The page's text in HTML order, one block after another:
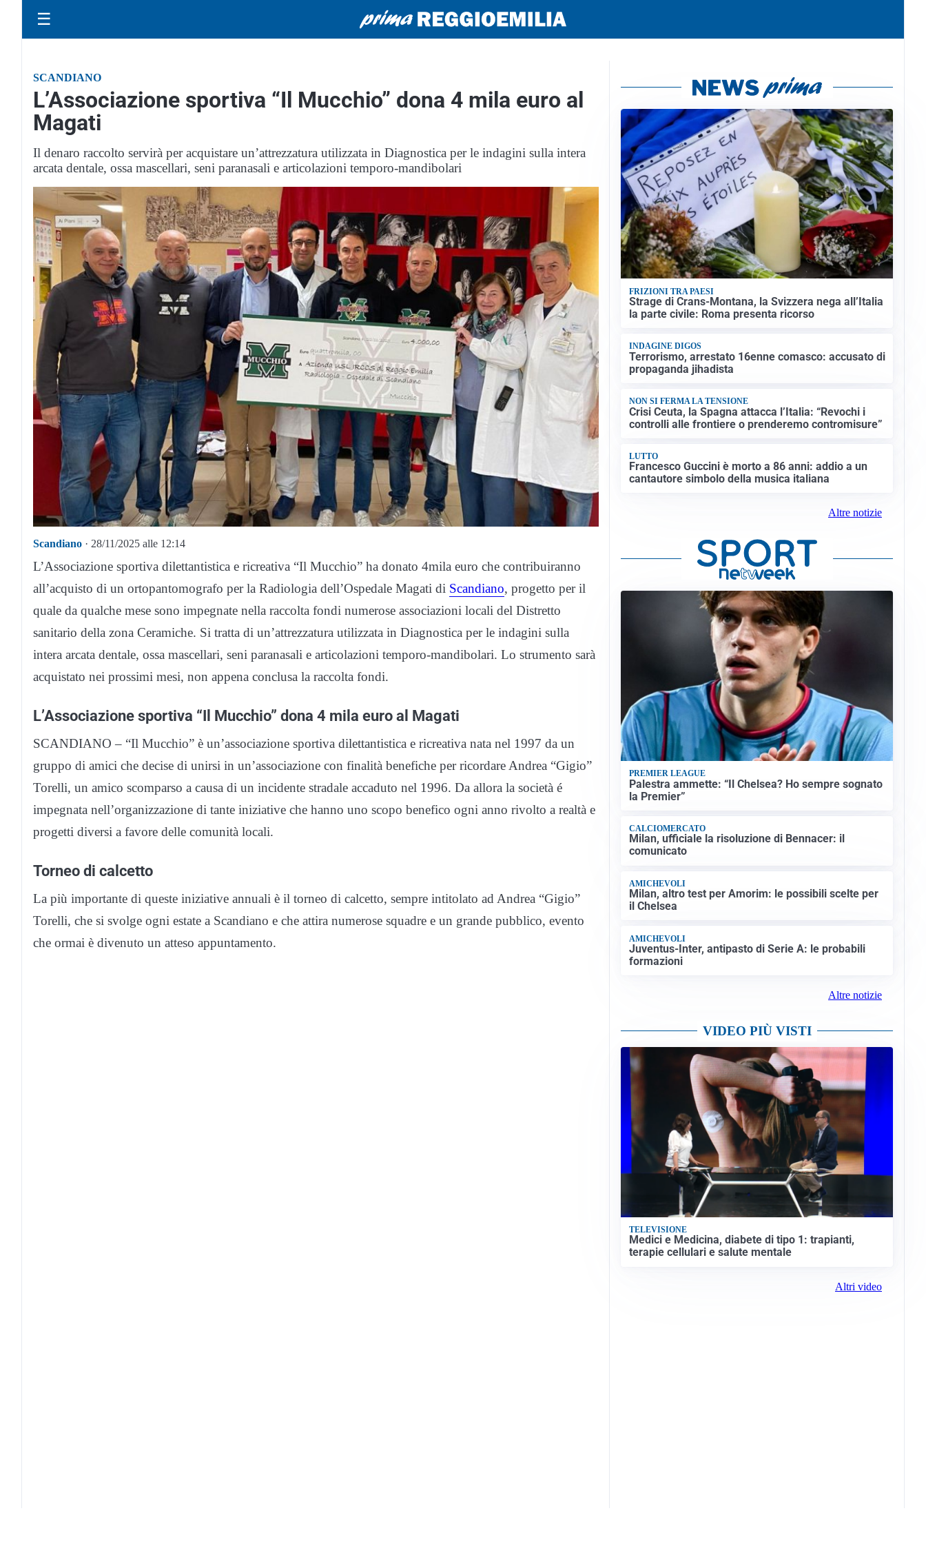
☰
SCANDIANO
L’Associazione sportiva “Il Mucchio” dona 4 mila euro al
Magati
Il denaro raccolto servirà per acquistare un’attrezzatura utilizzata in Diagnostica per le indagini sulla intera
arcata dentale, ossa mascellari, seni paranasali e articolazioni temporo-mandibolari
Scandiano · 28/11/2025 alle 12:14
L’Associazione sportiva dilettantistica e ricreativa “Il Mucchio” ha donato 4mila euro che contribuiranno
all’acquisto di un ortopantomografo per la Radiologia dell’Ospedale Magati di Scandiano, progetto per il
quale da qualche mese sono impegnate nella raccolta fondi numerose associazioni locali del Distretto
sanitario della zona Ceramiche. Si tratta di un’attrezzatura utilizzata in Diagnostica per le indagini sulla
intera arcata dentale, ossa mascellari, seni paranasali e articolazioni temporo-mandibolari. Lo strumento sarà
acquistato nei prossimi mesi, non appena conclusa la raccolta fondi.
L’Associazione sportiva “Il Mucchio” dona 4 mila euro al Magati
SCANDIANO – “Il Mucchio” è un’associazione sportiva dilettantistica e ricreativa nata nel 1997 da un
gruppo di amici che decise di unirsi in un’associazione con finalità benefiche per ricordare Andrea “Gigio”
Torelli, un amico scomparso a causa di un incidente stradale accaduto nel 1996. Da allora la società é
impegnata nell’organizzazione di tante iniziative che hanno uno scopo benefico ogni anno rivolto a realtà e
progetti diversi a favore delle comunità locali.
Torneo di calcetto
La più importante di queste iniziative annuali è il torneo di calcetto, sempre intitolato ad Andrea “Gigio”
Torelli, che si svolge ogni estate a Scandiano e che attira numerose squadre e un grande pubblico, evento
che ormai è divenuto un atteso appuntamento.
FRIZIONI TRA PAESI
Strage di Crans-Montana, la Svizzera nega all’Italia
la parte civile: Roma presenta ricorso
INDAGINE DIGOS
Terrorismo, arrestato 16enne comasco: accusato di
propaganda jihadista
NON SI FERMA LA TENSIONE
Crisi Ceuta, la Spagna attacca l’Italia: “Revochi i
controlli alle frontiere o prenderemo contromisure”
LUTTO
Francesco Guccini è morto a 86 anni: addio a un
cantautore simbolo della musica italiana
Altre notizie
PREMIER LEAGUE
Palestra ammette: “Il Chelsea? Ho sempre sognato
la Premier”
CALCIOMERCATO
Milan, ufficiale la risoluzione di Bennacer: il
comunicato
AMICHEVOLI
Milan, altro test per Amorim: le possibili scelte per
il Chelsea
AMICHEVOLI
Juventus-Inter, antipasto di Serie A: le probabili
formazioni
Altre notizie
VIDEO PIÙ VISTI
TELEVISIONE
Medici e Medicina, diabete di tipo 1: trapianti,
terapie cellulari e salute mentale
Altri video